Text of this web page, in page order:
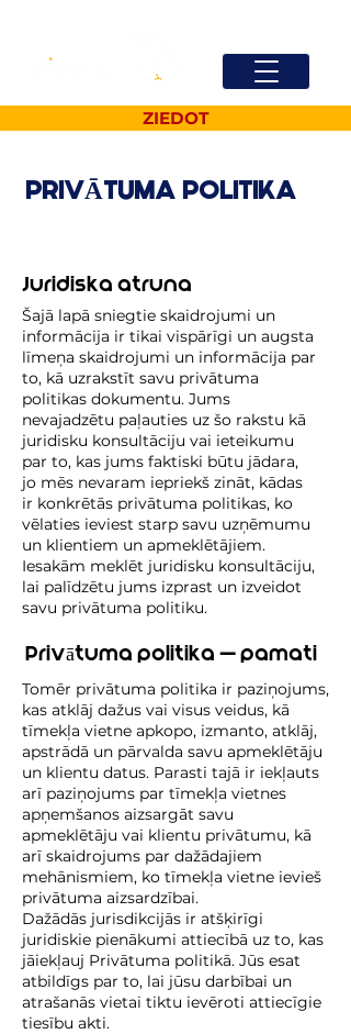
ZIEDOT
PRIVĀTUMA POLITIKA
Juridiska atruna
Šajā lapā sniegtie skaidrojumi un
informācija ir tikai vispārīgi un augsta
līmeņa skaidrojumi un informācija par
to, kā uzrakstīt savu privātuma
politikas dokumentu. Jums
nevajadzētu paļauties uz šo rakstu kā
juridisku konsultāciju vai ieteikumu
par to, kas jums faktiski būtu jādara,
jo mēs nevaram iepriekš zināt, kādas
ir konkrētās privātuma politikas, ko
vēlaties ieviest starp savu uzņēmumu
un klientiem un apmeklētājiem.
Iesakām meklēt juridisku konsultāciju,
lai palīdzētu jums izprast un izveidot
savu privātuma politiku.
Privātuma politika — pamati
Tomēr privātuma politika ir paziņojums,
kas atklāj dažus vai visus veidus, kā
tīmekļa vietne apkopo, izmanto, atklāj,
apstrādā un pārvalda savu apmeklētāju
un klientu datus. Parasti tajā ir iekļauts
arī paziņojums par tīmekļa vietnes
apņemšanos aizsargāt savu
apmeklētāju vai klientu privātumu, kā
arī skaidrojums par dažādajiem
mehānismiem, ko tīmekļa vietne ievieš
privātuma aizsardzībai.
Dažādās jurisdikcijās ir atšķirīgi
juridiskie pienākumi attiecībā uz to, kas
jāiekļauj Privātuma politikā. Jūs esat
atbildīgs par to, lai jūsu darbībai un
atrašanās vietai tiktu ievēroti attiecīgie
tiesību akti.